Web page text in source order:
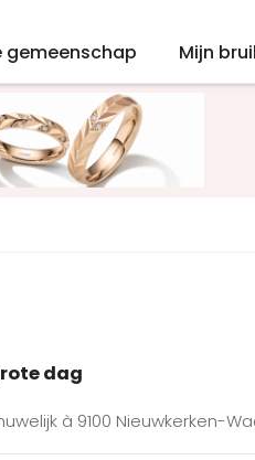
gemeenschap Mijn
dag
à 9100 Nieuwkerken-